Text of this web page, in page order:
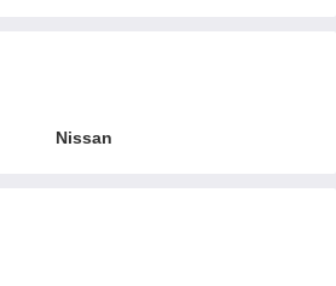
Nissan